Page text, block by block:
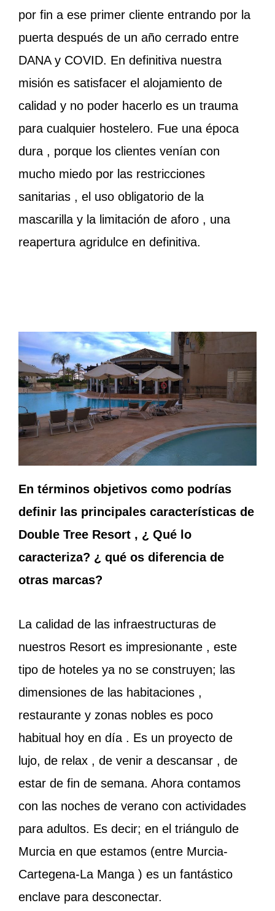
por fin a ese primer cliente entrando por la
puerta después de un año cerrado entre
DANA y COVID. En definitiva nuestra
misión es satisfacer el alojamiento de
calidad y no poder hacerlo es un trauma
para cualquier hostelero. Fue una época
dura , porque los clientes venían con
mucho miedo por las restricciones
sanitarias , el uso obligatorio de la
mascarilla y la limitación de aforo , una
reapertura agridulce en definitiva.
En términos objetivos como podrías
definir las principales características de
Double Tree Resort , ¿ Qué lo
caracteriza? ¿ qué os diferencia de
otras marcas?
La calidad de las infraestructuras de
nuestros Resort es impresionante , este
tipo de hoteles ya no se construyen; las
dimensiones de las habitaciones ,
restaurante y zonas nobles es poco
habitual hoy en día . Es un proyecto de
lujo, de relax , de venir a descansar , de
estar de fin de semana. Ahora contamos
con las noches de verano con actividades
para adultos. Es decir; en el triángulo de
Murcia en que estamos (entre Murcia-
Cartegena-La Manga ) es un fantástico
enclave para desconectar.